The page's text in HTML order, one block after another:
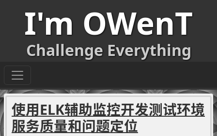
I'm OWenT
Challenge Everything
使用ELK辅助监控开发测试环境
服务质量和问题定位